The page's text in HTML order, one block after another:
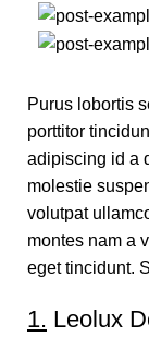
Purus lobortis
porttitor
adipiscing id a
molestie
volutpat
montes nam a
eget tincidunt.
1. Leolux